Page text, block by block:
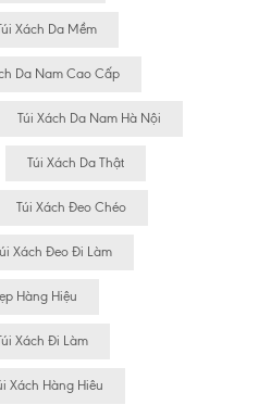
Xách Da Mềm
Da Nam Cao Cấp
Túi Xách Da Nam Hà Nội
Túi Xách Da Thật
Túi Xách Đeo Chéo
Xách Đeo Đi Làm
Hàng Hiệu
Xách Đi Làm
Xách Hàng Hiêu